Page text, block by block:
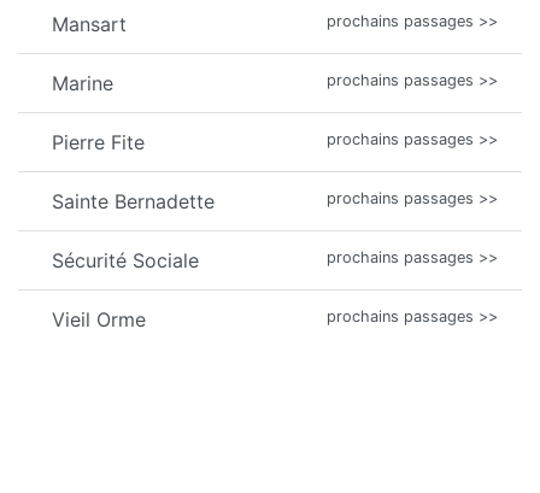
Mansart prochains passages >>
Marine prochains passages >>
Pierre Fite prochains passages >>
Sainte Bernadette prochains passages >>
Sécurité Sociale prochains passages >>
Vieil Orme prochains passages >>